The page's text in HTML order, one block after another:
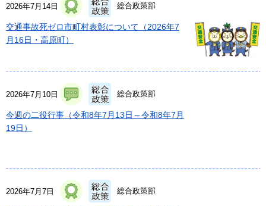
2026年7月14日 総合政策部
交通事故死ゼロ市町村表彰について（2026年7
月16日・高原町）
2026年7月10日 総合政策部
今週の二役行事（令和8年7月13日～令和8年7月
19日）
2026年7月7日 総合政策部